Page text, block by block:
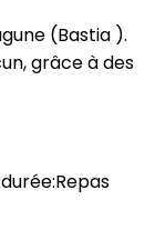
(Bastia ).
grâce à des